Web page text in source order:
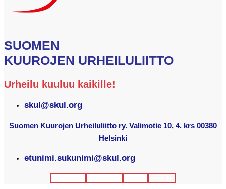
SUOMEN
KUUROJEN URHEILULIITTO
Urheilu kuuluu kaikille!
skul@skul.org
Suomen Kuurojen Urheiluliitto ry. Valimotie 10, 4. krs 00380
Helsinki
etunimi.sukunimi@skul.org